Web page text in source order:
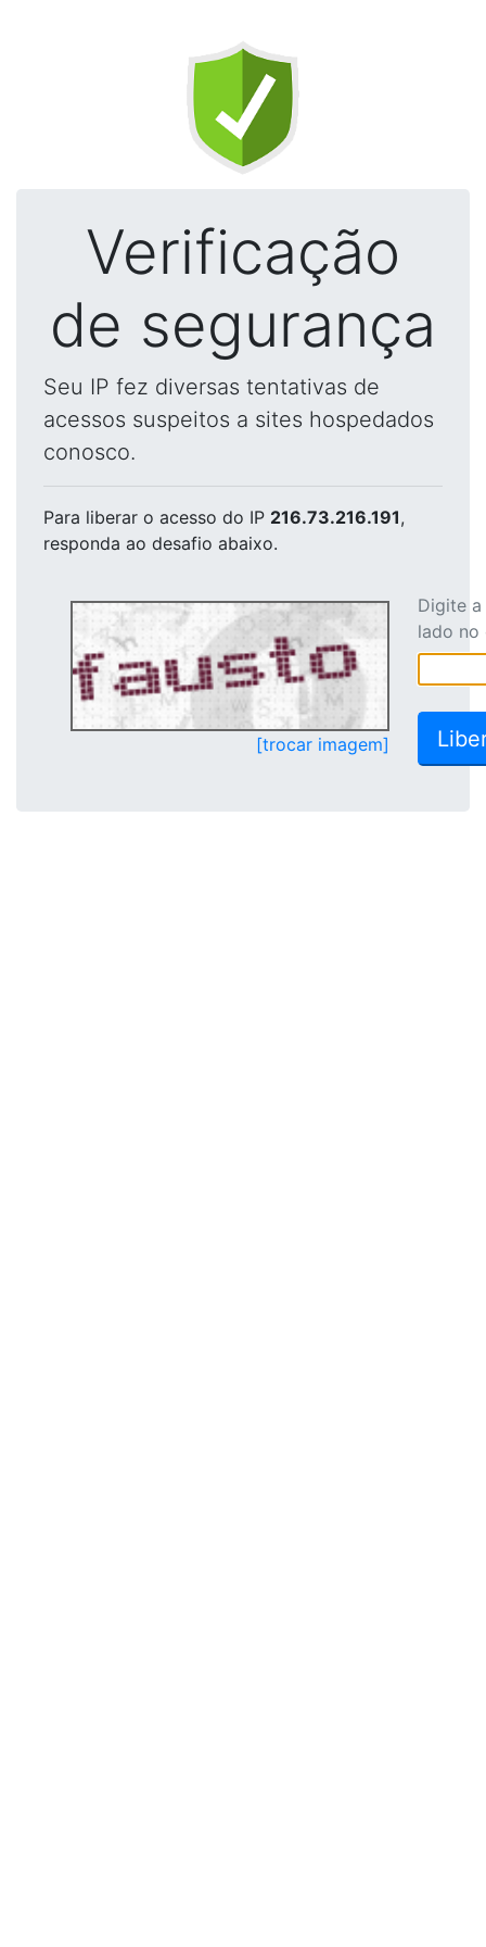
Verificação
de segurança
Seu IP fez diversas tentativas de
acessos suspeitos a sites hospedados
conosco.
Para liberar o acesso do IP 216.73.216.191,
responda ao desafio abaixo.
[trocar imagem]
Digite
lado no